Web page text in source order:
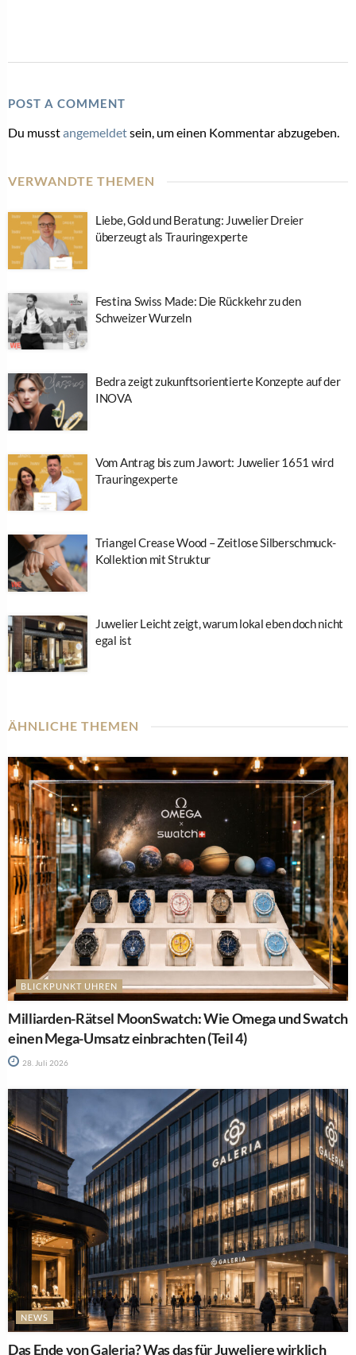
POST A COMMENT
Du musstangemeldetsein, um einen Kommentar abzugeben.
VERWANDTE THEMEN
Liebe, Gold und Beratung: Juwelier Dreier
überzeugt als Trauringexperte
Festina Swiss Made: Die Rückkehr zu den
Schweizer Wurzeln
Bedra zeigt zukunftsorientierte Konzepte auf der
INOVA
Vom Antrag bis zum Jawort: Juwelier 1651 wird
Trauringexperte
Triangel Crease Wood – Zeitlose Silberschmuck-
Kollektion mit Struktur
Juwelier Leicht zeigt, warum lokal eben doch nicht
egal ist
ÄHNLICHE THEMEN
BLICKPUNKT UHREN
Milliarden-Rätsel MoonSwatch: Wie Omega und Swatch
einen Mega-Umsatz einbrachten (Teil 4)
28. Juli 2026
NEWS
Das Ende von Galeria? Was das für Juweliere wirklich